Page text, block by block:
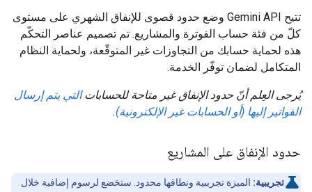
تتيح Gemini API وضع حدود قصوى للإنفاق الشهري على مستوى
كلّ من فئة حساب الفوترة والمشاريع. تم تصميم عناصر التحكّم
هذه لحماية حسابك من التجاوزات غير المتوقّعة، ولحماية النظام
المتكامل لضمان توفّر الخدمة.
يُرجى العِلم أنّ حدود الإنفاق غير متاحة للحساباتالتي يتم إرسال
الفواتير إليها (أو الحسابات غير الإلكترونية).
حدود الإنفاق على المشاريع
تجريبية: الميزة تجريبية ونطاقها محدود. ستخضع لرسوم إضافية خلال